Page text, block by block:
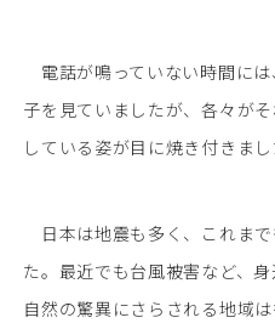
電話が鳴っていない時間に
子を見ていましたが、各々が
している姿が目に焼き付きまし
日本は地震も多く、これま
た。最近でも台風被害など、
自然の驚異にさらされる地域